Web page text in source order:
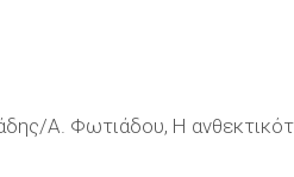
Α. Φωτιάδου, Η